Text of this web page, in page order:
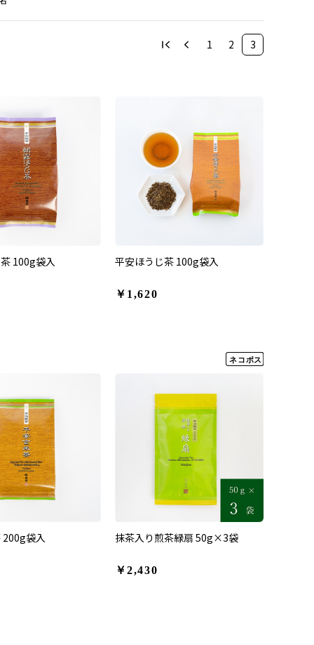
1 2 3
100g袋入 平安ほうじ茶 100g袋入
￥1,620
200g袋入 抹茶入り煎茶緑扇 50g×3袋
￥2,430